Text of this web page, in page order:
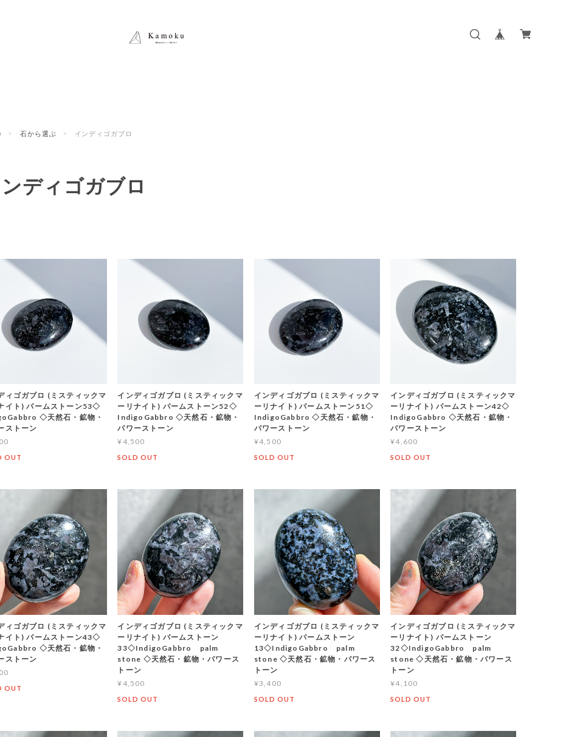
石から選ぶ インディゴガブロ
ディゴガブロ
ィゴガブロ (ミスティックマ
イト) パームストーン53◇
◇天然石・鉱物・
ストーン
OUT
インディゴガブロ (ミスティックマ
ーリナイト) パームストーン52◇
IndigoGabbro ◇天然石・鉱物・
パワーストーン
¥4,500
SOLD OUT
インディゴガブロ (ミスティックマ
ーリナイト) パームストーン51◇
IndigoGabbro ◇天然石・鉱物・
パワーストーン
¥4,500
SOLD OUT
インディゴガブロ (ミスティックマ
ーリナイト) パームストーン42◇
IndigoGabbro ◇天然石・鉱物・
パワーストーン
¥4,600
SOLD OUT
ィゴガブロ (ミスティックマ
イト) パームストーン43◇
◇天然石・鉱物・
ストーン
OUT
インディゴガブロ (ミスティックマ
ーリナイト) パームストーン
33◇IndigoGabbro palm
stone ◇天然石・鉱物・パワース
トーン
¥4,500
SOLD OUT
インディゴガブロ (ミスティックマ
ーリナイト) パームストーン
13◇IndigoGabbro palm
stone ◇天然石・鉱物・パワース
トーン
¥3,400
SOLD OUT
インディゴガブロ (ミスティックマ
ーリナイト) パームストーン
32◇IndigoGabbro palm
stone ◇天然石・鉱物・パワース
トーン
¥4,100
SOLD OUT